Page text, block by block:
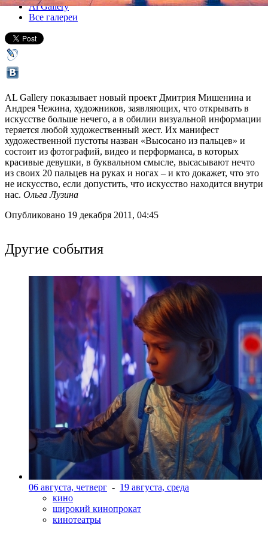
Al Gallery
Все галереи
AL Gallery показывает новый проект Дмитрия Мишенина и
Андрея Чежина, художников, заявляющих, что открывать в
искусстве больше нечего, а в обилии визуальной информации
теряется любой художественный жест. Их манифест
художественной пустоты назван «Высосано из пальцев» и
состоит из фотографий, видео и перформанса, в которых
красивые девушки, в буквальном смысле, высасывают нечто
из своих 20 пальцев на руках и ногах – и кто докажет, что это
не искусство, если допустить, что искусство находится внутри
нас. Ольга Лузина
Опубликовано 19 декабря 2011, 04:45
Другие события
06 августа, четверг - 19 августа, среда
кино
широкий кинопрокат
кинотеатры